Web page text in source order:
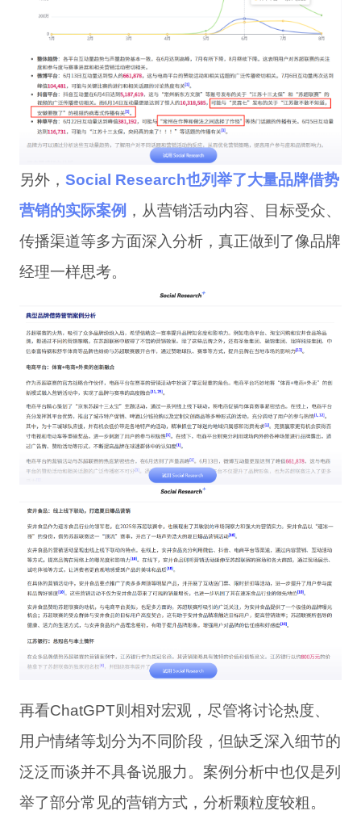
另外， Social Research也列举了大量品牌借势
营销的实际案例 ，从营销活动内容、目标受众、
传播渠道等多方面深入分析，真正做到了像品牌
经理一样思考。
再看ChatGPT则相对宏观，尽管将讨论热度、
用户情绪等划分为不同阶段，但缺乏深入细节的
泛泛而谈并不具备说服力。案例分析中也仅是列
举了部分常见的营销方式，分析颗粒度较粗。